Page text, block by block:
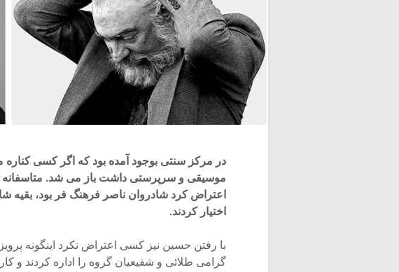
در مرکز سنتی بوجود آمده بود که اگر کسی
موسیقی و سرپرستی داشت باز می شد. متاسفانه
اعتراض کرد شادروان ناصر فرهنگ فر بود،
اختیار کردند.
با رفتن حسین نیز کسی اعتراض نکرد اینگونه
گرامی طلائی و شفیعیان گروه را اداره کردند و